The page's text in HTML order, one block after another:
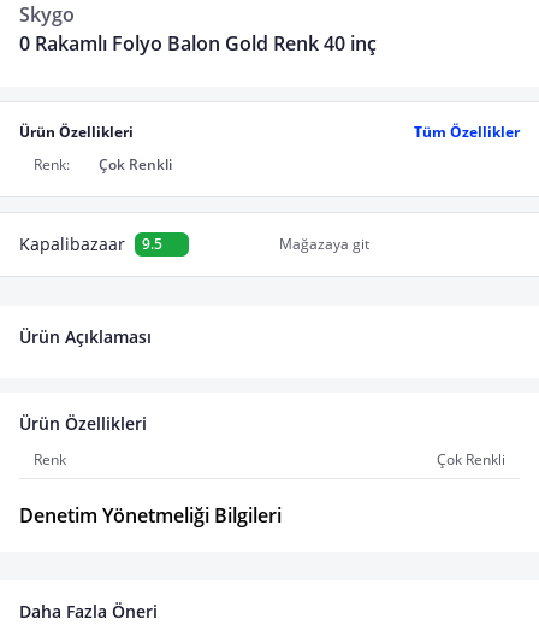
Skygo
0 Rakamlı Folyo Balon Gold Renk 40 inç
Ürün Özellikleri
Tüm Özellikler
Renk:
Çok Renkli
Kapalibazaar 9.5 Mağazaya git
Ürün Açıklaması
Ürün Özellikleri
Renk Çok Renkli
Denetim Yönetmeliği Bilgileri
Daha Fazla Öneri